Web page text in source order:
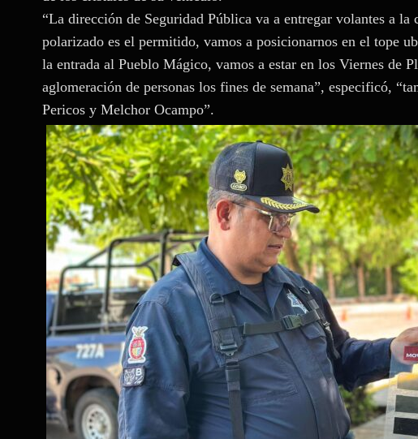
“La dirección de Seguridad Pública va a entregar volantes a
polarizado es el permitido, vamos a posicionarnos en el tope
la entrada al Pueblo Mágico, vamos a estar en los Viernes de
aglomeración de personas los fines de semana”, especificó,
Pericos y Melchor Ocampo”.